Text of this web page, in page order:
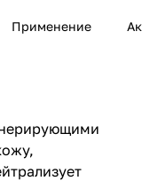
Применение